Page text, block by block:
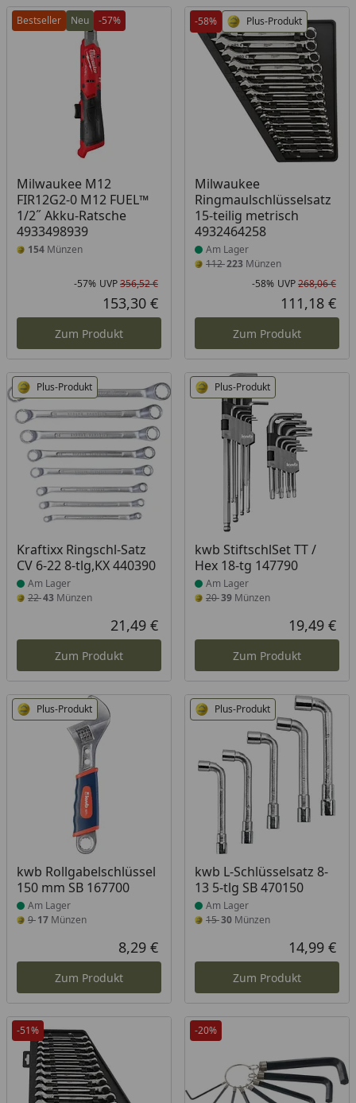
Bestseller Neu -57%
Milwaukee M12
FIR12G2-0 M12 FUEL™
1/2˝ Akku-Ratsche
4933498939
154 Münzen
Rabatt in Prozent
-57%
Ursprünglicher Preis
UVP356,52 €
Aktueller Preis
153,30 €
Zum Produkt
-58% Plus-Produkt
Milwaukee
Ringmaulschlüsselsatz
15-teilig metrisch
4932464258
Produkt am Lager
Am Lager
112223Münzen
-58% UVP268,06 €
111,18 €
Zum Produkt
Plus-Produkt
Kraftixx Ringschl-Satz
CV 6-22 8-tlg,KX 440390
Produkt am Lager
Am Lager
2243 Münzen
Aktueller Preis
21,49 €
Zum Produkt
Plus-Produkt
kwb StiftschlSet TT /
Hex 18-tg 147790
Produkt am Lager
Am Lager
2039Münzen
19,49 €
Zum Produkt
Plus-Produkt
kwb Rollgabelschlüssel
150 mm SB 167700
Produkt am Lager
Am Lager
917 Münzen
Aktueller Preis
8,29 €
Zum Produkt
Plus-Produkt
kwb L-Schlüsselsatz 8-
13 5-tlg SB 470150
Produkt am Lager
Am Lager
1530Münzen
14,99 €
Zum Produkt
-51% -20%